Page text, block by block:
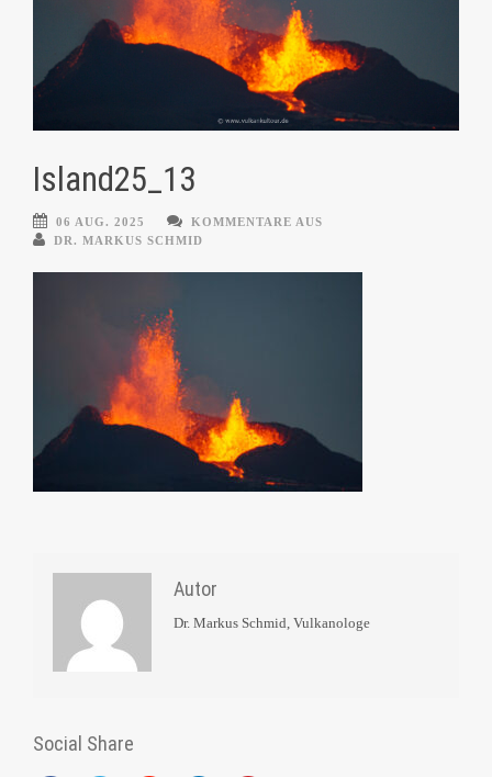
Island25_13
06 AUG. 2025
KOMMENTARE AUS
DR. MARKUS SCHMID
Autor
Dr. Markus Schmid, Vulkanologe
Social Share